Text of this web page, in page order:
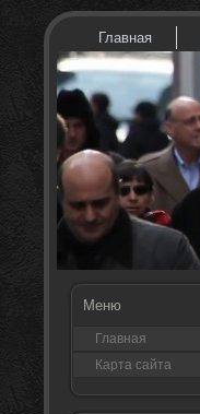
Главная
Меню
Главная
Карта сайта